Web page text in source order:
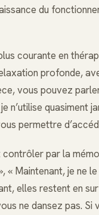
du
courante en
profonde,
vous pouvez
n’utilise quasiment
permettre
par la
« Maintenant, je ne
elles restent en
ne dansez pas.